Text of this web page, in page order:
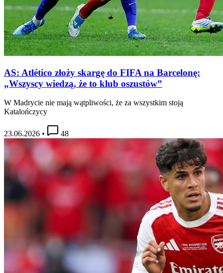
AS: Atlético złoży skargę do FIFA na Barcelonę:
„Wszyscy wiedzą, że to klub oszustów”
W Madrycie nie mają wątpliwości, że za wszystkim stoją
Katalończycy
23.06.2026 • 48